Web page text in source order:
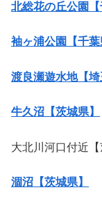
北総花の丘公園【
袖ヶ浦公園【千葉
渡良瀬遊水地【埼
牛久沼【茨城県】
大北川河口付近【
涸沼【茨城県】